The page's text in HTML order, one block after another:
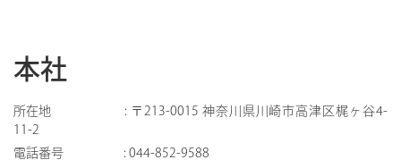
本社
所在地 : 〒213-0015 神奈川県川崎市高津区梶ヶ谷4-
11-2
電話番号
: 044-852-9588